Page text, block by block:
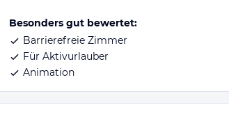
Besonders gut bewertet:
Barrierefreie Zimmer
Für Aktivurlauber
Animation